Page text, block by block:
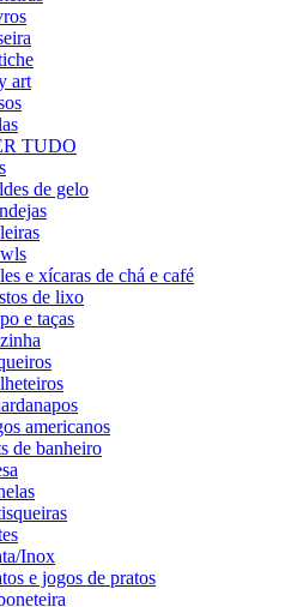
art
TUDO
de gelo
e xícaras de chá e café
de lixo
e taças
americanos
de banheiro
Inox
e jogos de pratos